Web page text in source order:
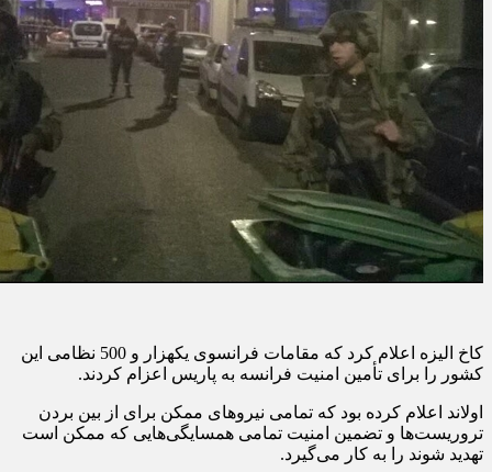
کاخ الیزه اعلام کرد که مقامات فرانسوی یکهزار و 500 نظامی این
کشور را برای تأمین امنیت فرانسه به پاریس اعزام کردند.
اولاند اعلام کرده بود که تمامی نیروهای ممکن برای از بین بردن
تروریست‌ها و تضمین امنیت تمامی همسایگی‌هایی که ممکن است
تهدید شوند را به کار می‌گیرد.